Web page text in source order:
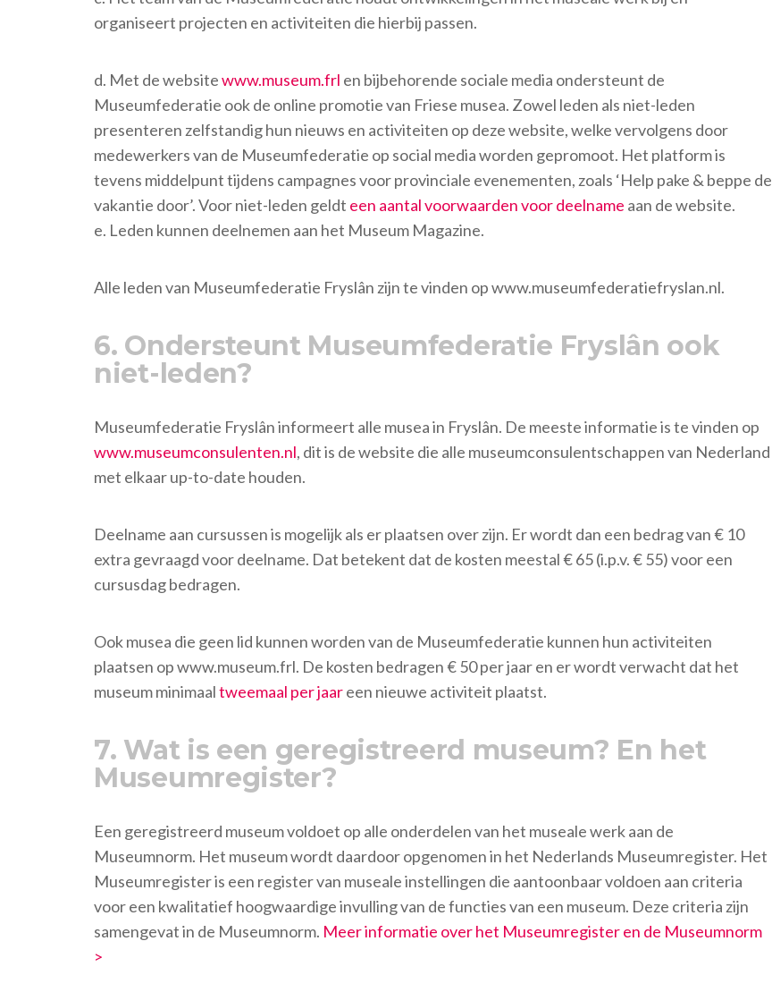
organiseert projecten en activiteiten die hierbij passen.
d. Met de websitewww.museum.frl en bijbehorende sociale media ondersteunt de
Museumfederatie ook de online promotie van Friese musea. Zowel leden als niet-leden
presenteren zelfstandig hun nieuws en activiteiten op deze website, welke vervolgens door
medewerkers van de Museumfederatie op social media worden gepromoot. Het platform is
tevens middelpunt tijdens campagnes voor provinciale evenementen, zoals ‘Help pake & beppe de
vakantie door’. Voor niet-leden geldt een aantal voorwaarden voor deelname aan de website.
e. Leden kunnen deelnemen aan het Museum Magazine.
Alle leden van Museumfederatie Fryslân zijn te vinden op www.museumfederatiefryslan.nl.
6. Ondersteunt Museumfederatie Fryslân ook
niet-leden?
Museumfederatie Fryslân informeert alle musea in Fryslân. De meeste informatie is te vinden op
www.museumconsulenten.nl, dit is de website die alle museumconsulentschappen van Nederland
met elkaar up-to-date houden.
Deelname aan cursussen is mogelijk als er plaatsen over zijn. Er wordt dan een bedrag van € 10
extra gevraagd voor deelname. Dat betekent dat de kosten meestal € 65 (i.p.v. € 55) voor een
cursusdag bedragen.
Ook musea die geen lid kunnen worden van de Museumfederatie kunnen hun activiteiten
plaatsen op www.museum.frl. De kosten bedragen € 50 per jaar en er wordt verwacht dat het
museum minimaaltweemaal per jaareen nieuwe activiteit plaatst.
7. Wat is een geregistreerd museum? En het
Museumregister?
Een geregistreerd museum voldoet op alle onderdelen van het museale werk aan de
Museumnorm. Het museum wordt daardoor opgenomen in het Nederlands Museumregister. Het
Museumregister is een register van museale instellingen die aantoonbaar voldoen aan criteria
voor een kwalitatief hoogwaardige invulling van de functies van een museum. Deze criteria zijn
samengevat in de Museumnorm. Meer informatie over het Museumregister en de Museumnorm
>